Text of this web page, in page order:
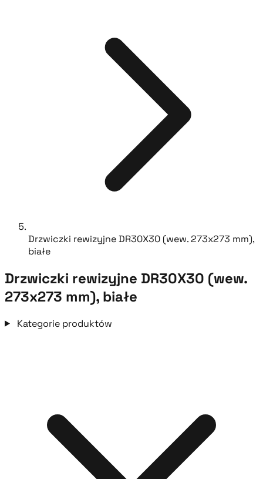
Drzwiczki rewizyjne DR30X30 (wew. 273x273 mm),
białe
Drzwiczki rewizyjne DR30X30 (wew.
273x273 mm), białe
Kategorie produktów